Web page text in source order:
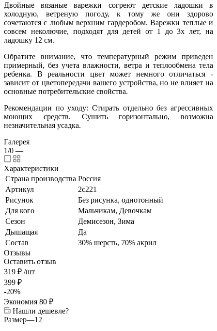
Двойные вязаные варежки согреют детские ладошки в
холодную, ветреную погоду, к тому же они здорово
сочетаются с любым верхним гардеробом. Варежки теплые и
совсем неколючие, подходят для детей от 1 до 3х лет, на
ладошку 12 см.
Обратите внимание, что температурный режим приведен
примерный, без учета влажности, ветра и теплообмена тела
ребенка. В реальности цвет может немного отличаться -
зависит от цветопередачи вашего устройства, но не влияет на
основные потребительские свойства.
Рекомендации по уходу: Стирать отдельно без агрессивных
моющих средств. Сушить горизонтально, возможна
незначительная усадка.
Галерея
1/0 —
Характеристики
Страна производства Россия
Артикул
2с221
Рисунок
Без рисунка, однотонный
Для кого
Мальчикам, Девочкам
Сезон
Демисезон, Зима
Дышащая
Да
Состав
30% шерсть, 70% акрил
Отзывы
Оставить отзыв
319 ₽ /шт
399 ₽
-20%
Экономия 80 ₽
Нашли дешевле?
Размер—12